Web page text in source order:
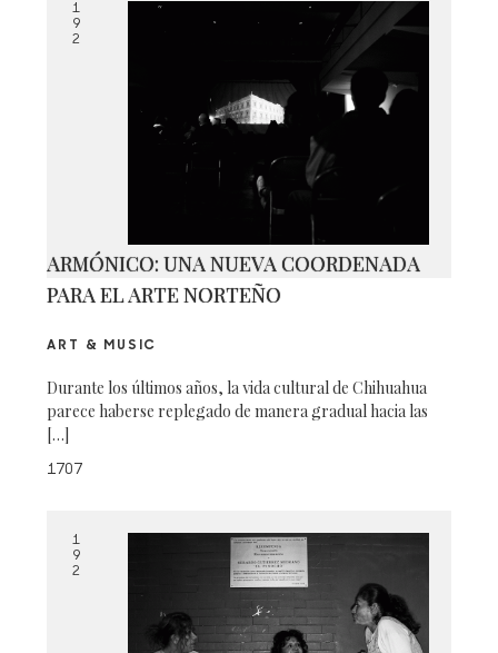
1
9
2
ARMÓNICO: UNA NUEVA COORDENADA
PARA EL ARTE NORTEÑO
ART & MUSIC
Durante los últimos años, la vida cultural de Chihuahua
parece haberse replegado de manera gradual hacia las
[…]
1707
1
9
2